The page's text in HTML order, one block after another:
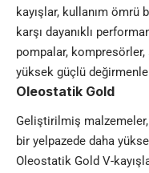
kayışlar, kullanım ömrü
karşı dayanıklı
pompalar,
yüksek güçlü
Oleostatik Gold
Geliştirilmiş
bir yelpazede daha
Oleostatik Gold V-